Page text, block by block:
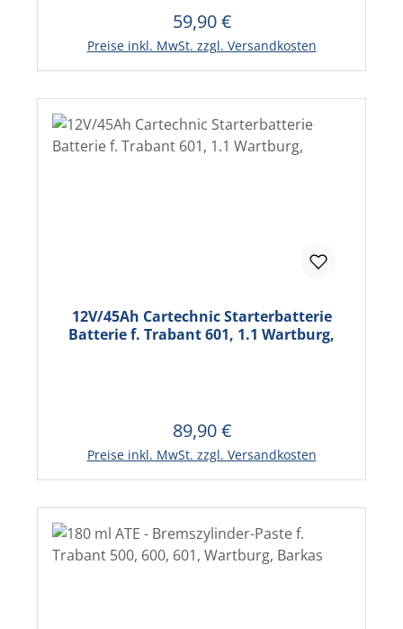
Regulärer Preis:
59,90 €
Preise inkl. MwSt. zzgl. Versandkosten
12V/45Ah Cartechnic Starterbatterie
Batterie f. Trabant 601, 1.1 Wartburg,
Regulärer Preis:
89,90 €
Preise inkl. MwSt. zzgl. Versandkosten